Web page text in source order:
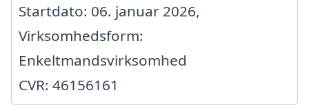
Startdato: 06. januar 2026,
Virksomhedsform:
Enkeltmandsvirksomhed
CVR: 46156161